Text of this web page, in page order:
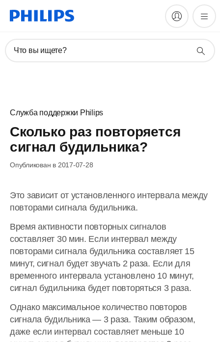
Что вы ищете?
Служба поддержки Philips
Сколько раз повторяется
сигнал будильника?
Опубликован в 2017-07-28
Это зависит от установленного интервала между
повторами сигнала будильника.
Время активности повторных сигналов
составляет 30 мин. Если интервал между
повторами сигнала будильника составляет 15
минут, сигнал будет звучать 2 раза. Если для
временного интервала установлено 10 минут,
сигнал будильника будет повторяться 3 раза.
Однако максимальное количество повторов
сигнала будильника — 3 раза. Таким образом,
даже если интервал составляет меньше 10